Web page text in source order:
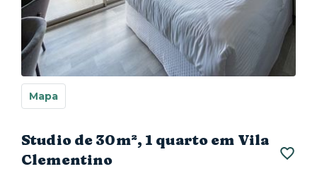
Mapa
Studio de 30m², 1 quarto em Vila
Clementino